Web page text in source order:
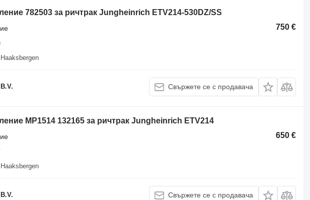
782503 за ричтрак Jungheinrich ETV214-530DZ/SS
750 €
Свържете се с продавача
MP1514 132165 за ричтрак Jungheinrich ETV214
650 €
Свържете се с продавача